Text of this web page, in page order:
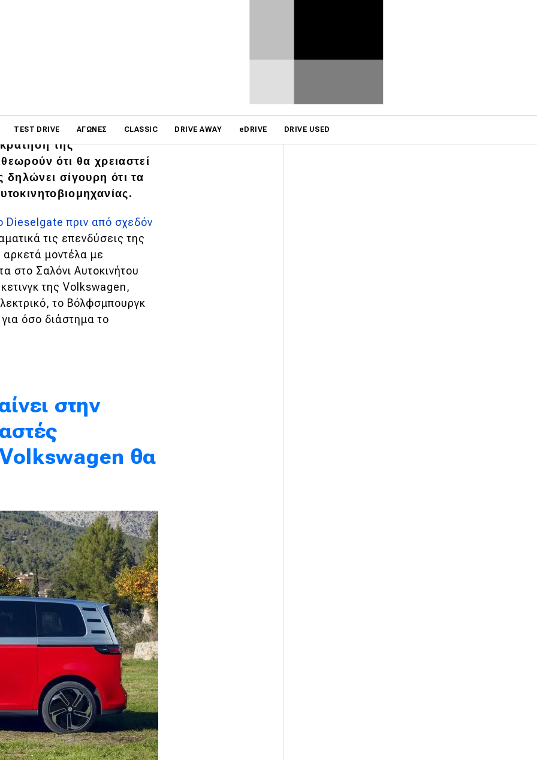
TEST DRIVE ΑΓΏΝΕΣ CLASSIC DRIVE AWAY eDRIVE DRIVE USED
σκέψεις σχετικά με
της
ότι θα χρειαστεί
σίγουρη ότι τα
Dieselgate πριν από σχεδόν
τις επενδύσεις της
μοντέλα με
στο Σαλόνι Αυτοκινήτου
της Volkswagen,
το Βόλφσμπουργκ
όσο διάστημα το
στην
θα